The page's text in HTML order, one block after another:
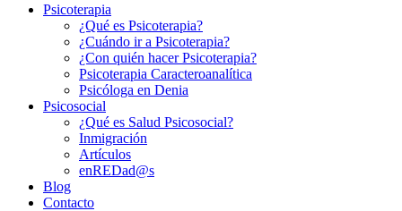
Psicoterapia
¿Qué es Psicoterapia?
¿Cuándo ir a Psicoterapia?
¿Con quién hacer Psicoterapia?
Psicoterapia Caracteroanalítica
Psicóloga en Denia
Psicosocial
¿Qué es Salud Psicosocial?
Inmigración
Artículos
enREDad@s
Blog
Contacto